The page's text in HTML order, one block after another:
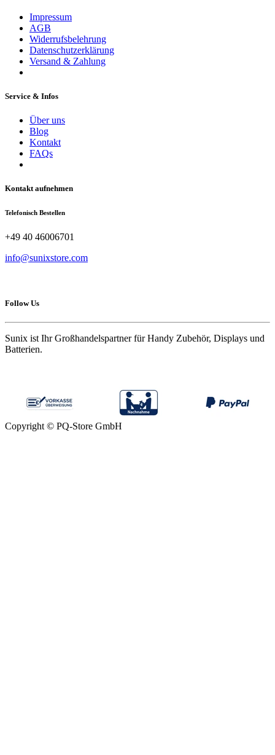
Impressum
AGB
Widerrufsbelehrung
Datenschutzerklärung
Versand & Zahlung
Service & Infos
Über uns
Blog
Kontakt
FAQs
Kontakt aufnehmen
Telefonisch Bestellen
+49 40 46006701
info@sunixstore.com
Follow Us
Sunix ist Ihr Großhandelspartner für Handy Zubehör, Displays und
Batterien.
Copyright © PQ-Store GmbH